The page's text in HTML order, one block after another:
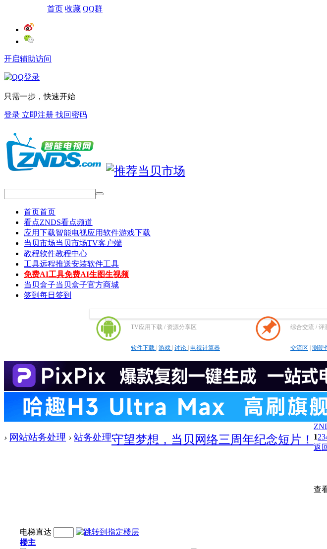
首页 收藏 QQ群
开启辅助访问
只需一步，快速开始
登录 立即注册 找回密码
首页首页
看点ZNDS看点频道
应用下载智能电视应用软件游戏下载
当贝市场当贝市场TV客户端
教程软件教程中心
工具远程推送安装软件工具
免费AI工具免费AI生图生视频
当贝盒子当贝盒子官方商城
签到 每日签到
TV应用下载 / 资源分享区
软件下载 | 游戏 | 讨论 | 电视计算器
综合交流 / 评
交流区 | 测硬
› 网站站务处理 › 站务处理守望梦想，当贝网络三周年纪念短片！ 123
返
查
电梯直达
楼主